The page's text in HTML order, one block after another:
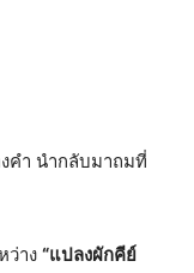
คำ นำกลับมาถมที่
ว่าง “แปลงผักคีย์